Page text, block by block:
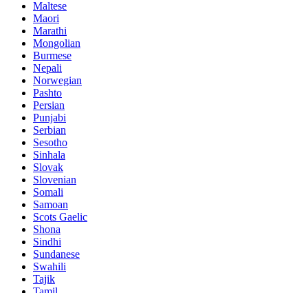
Maltese
Maori
Marathi
Mongolian
Burmese
Nepali
Norwegian
Pashto
Persian
Punjabi
Serbian
Sesotho
Sinhala
Slovak
Slovenian
Somali
Samoan
Scots Gaelic
Shona
Sindhi
Sundanese
Swahili
Tajik